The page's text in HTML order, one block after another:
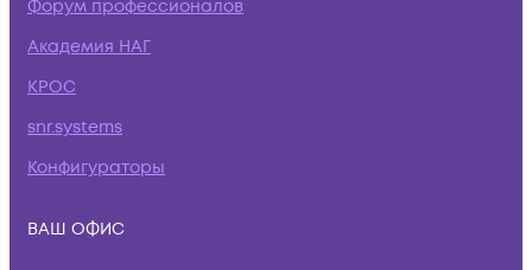
Форум профессионалов
Академия НАГ
КРОС
snr.systems
Конфигураторы
ВАШ ОФИС